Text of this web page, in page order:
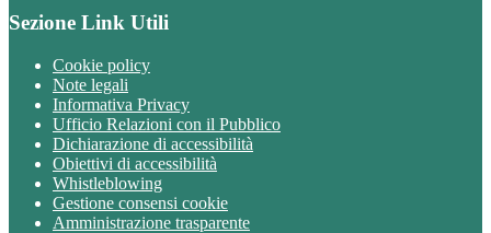
Sezione Link Utili
Cookie policy
Note legali
Informativa Privacy
Ufficio Relazioni con il Pubblico
Dichiarazione di accessibilità
Obiettivi di accessibilità
Whistleblowing
Gestione consensi cookie
Amministrazione trasparente